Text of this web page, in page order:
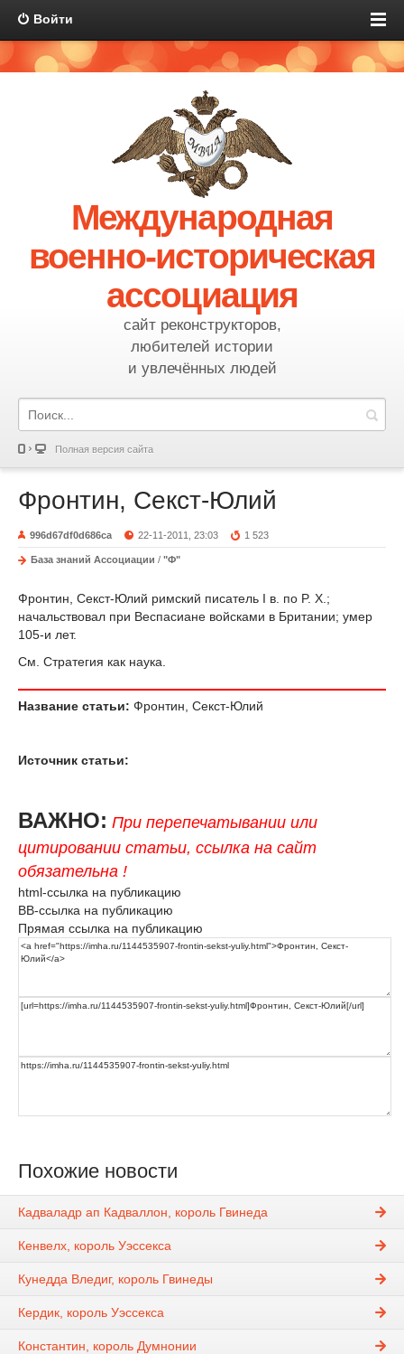
Войти
Международная
военно-историческая
ассоциация
сайт реконструкторов,
любителей истории
и увлечённых людей
Полная версия сайта
Фронтин, Секст-Юлий
996d67df0d686ca 22-11-2011, 23:03 1 523
База знаний Ассоциации / "Ф"
Фронтин, Секст-Юлий римский писатель I в. по P. X.;
начальствовал при Веспасиане войсками в Британии; умер
105-и лет.
См. Стратегия как наука.
Название статьи: Фронтин, Секст-Юлий
Источник статьи:
ВАЖНО: При перепечатывании или
цитировании статьи, ссылка на сайт
обязательна !
html-ссылка на публикацию
BB-ссылка на публикацию
Прямая ссылка на публикацию
Похожие новости
Кадваладр ап Кадваллон, король Гвинеда
Кенвелх, король Уэссекса
Кунедда Вледиг, король Гвинеды
Кердик, король Уэссекса
Константин, король Думнонии